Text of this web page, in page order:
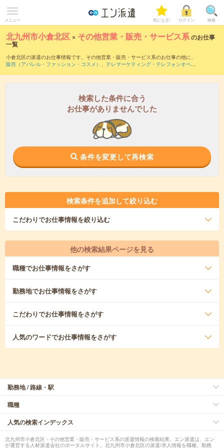
メニュー 気になる! ログイン 検索
北九州市小倉北区 × その他営業・販売・サービス系のお仕事
一覧
小倉北区の派遣のお仕事情報です。その他営業・販売・サービス系のお仕事の他に、
販売（アパレル・ファッション・コスメ） 、 テレマーケティング・テレフォンオペレ
だけます。
検索した条件に合う
お仕事がありませんでした
条件を変更して再検索
検索条件を追加して絞り込む
こだわりでお仕事情報を絞り込む
他の検索結果ページを見る
職種でお仕事情報をさがす
勤務地でお仕事情報をさがす
こだわりでお仕事情報をさがす
人気のワードでお仕事情報をさがす
勤務地 / 路線・駅
職種
人気の検索インデックス
北九州市小倉北区 - その他営業・販売・サービス系の派遣情報の検索結果。エン派遣は、エン
が運営する人材派遣会社のポータルサイト。北九州市小倉北区の派遣/求人情報を職種、勤務